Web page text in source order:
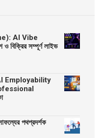
AI Vibe
বিক্রির সম্পূর্ণ লাইভ
AI Employability
পথপ্রদর্শক